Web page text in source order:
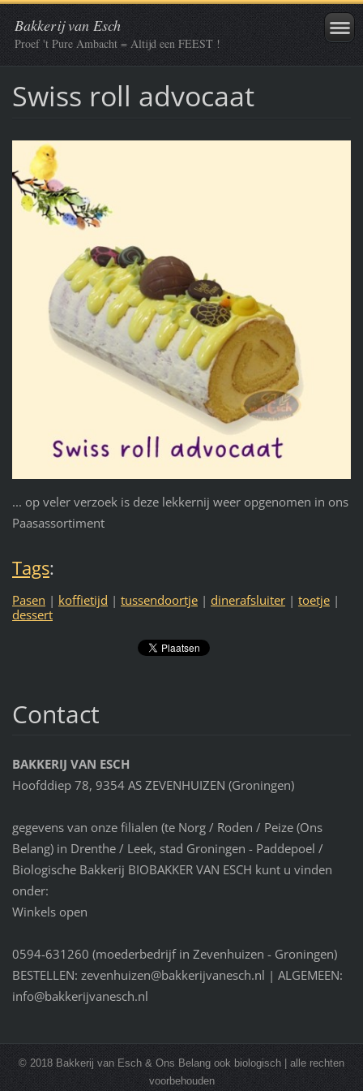
Bakkerij van Esch
Proef 't Pure Ambacht = Altijd een FEEST !
Swiss roll advocaat
... op veler verzoek is deze lekkernij weer opgenomen in ons
Paasassortiment
Tags:
Pasen | koffietijd | tussendoortje | dinerafsluiter | toetje |
dessert
Contact
BAKKERIJ VAN ESCH
Hoofddiep 78, 9354 AS ZEVENHUIZEN (Groningen)
gegevens van onze filialen (te Norg / Roden / Peize (Ons
Belang) in Drenthe / Leek, stad Groningen - Paddepoel /
Biologische Bakkerij BIOBAKKER VAN ESCH kunt u vinden
onder:
Winkels open
0594-631260 (moederbedrijf in Zevenhuizen - Groningen)
BESTELLEN: zevenhuizen@bakkerijvanesch.nl | ALGEMEEN:
info@bakkerijvanesch.nl
© 2018 Bakkerij van Esch & Ons Belang ook biologisch | alle rechten
voorbehouden